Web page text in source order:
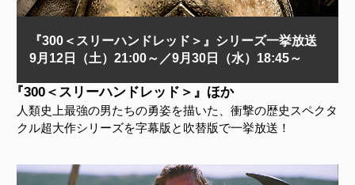
『300＜スリーハンドレッド＞』シリーズ一挙放送
9月12日（土）21:00～／9月30日（水）18:45～
『300＜スリーハンドレッド＞』ほか
人類史上最強の男たちの勇姿を描いた、衝撃の歴史スペクタ
クル超大作シリーズを字幕版と吹替版で一挙放送！